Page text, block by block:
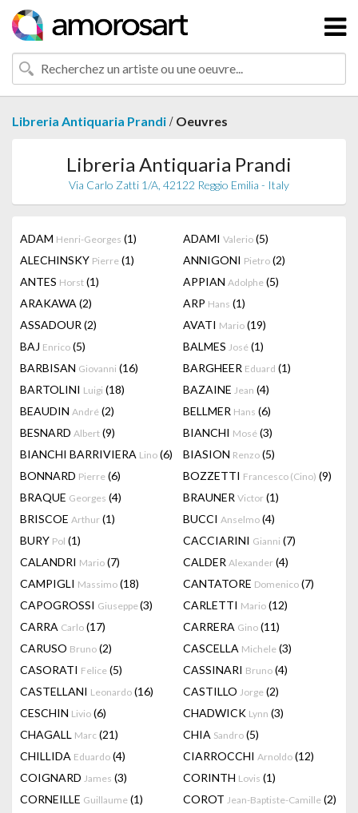
Libreria Antiquaria Prandi / Oeuvres
Libreria Antiquaria Prandi
Via Carlo Zatti 1/A, 42122 Reggio Emilia - Italy
ADAM Henri-Georges (1) ADAMI Valerio (5)
ALECHINSKY Pierre (1) ANNIGONI Pietro (2)
ANTES Horst (1) APPIAN Adolphe (5)
ARAKAWA (2) ARP Hans (1)
ASSADOUR (2) AVATI Mario (19)
BAJ Enrico (5) BALMES José (1)
BARBISAN Giovanni (16) BARGHEER Eduard (1)
BARTOLINI Luigi (18) BAZAINE Jean (4)
BEAUDIN André (2) BELLMER Hans (6)
BESNARD Albert (9) BIANCHI Mosé (3)
BIANCHI BARRIVIERA Lino (6) BIASION Renzo (5)
BONNARD Pierre (6) BOZZETTI Francesco (Cino) (9)
BRAQUE Georges (4) BRAUNER Victor (1)
BRISCOE Arthur (1) BUCCI Anselmo (4)
BURY Pol (1) CACCIARINI Gianni (7)
CALANDRI Mario (7) CALDER Alexander (4)
CAMPIGLI Massimo (18) CANTATORE Domenico (7)
CAPOGROSSI Giuseppe(3) CARLETTI Mario (12)
CARRA Carlo (17) CARRERA Gino (11)
CARUSO Bruno (2) CASCELLA Michele (3)
CASORATI Felice (5) CASSINARI Bruno (4)
CASTELLANI Leonardo (16) CASTILLO Jorge (2)
CESCHIN Livio (6) CHADWICK Lynn (3)
CHAGALL Marc (21) CHIA Sandro (5)
CHILLIDA Eduardo (4) CIARROCCHI Arnoldo (12)
COIGNARD James (3) CORINTH Lovis (1)
CORNEILLE Guillaume (1) COROT Jean-Baptiste-Camille (2)